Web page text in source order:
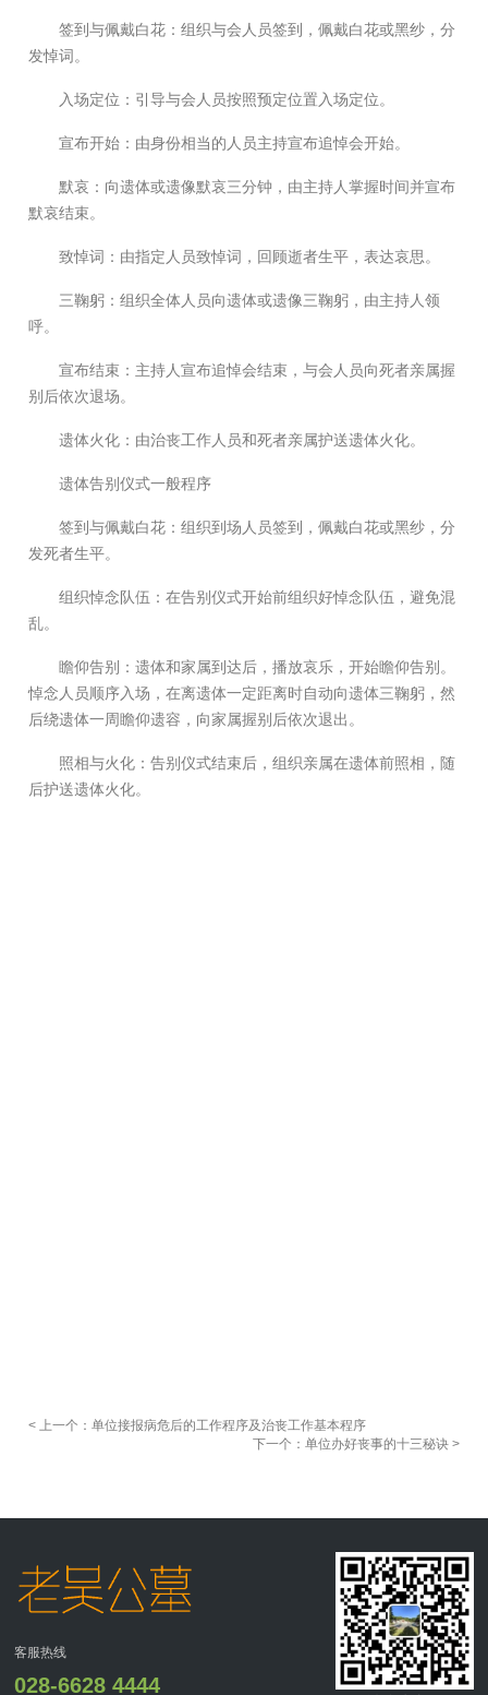
签到与佩戴白花：组织与会人员签到，佩戴白花或黑纱，分
发悼词。
入场定位：引导与会人员按照预定位置入场定位。
宣布开始：由身份相当的人员主持宣布追悼会开始。
默哀：向遗体或遗像默哀三分钟，由主持人掌握时间并宣布
默哀结束。
致悼词：由指定人员致悼词，回顾逝者生平，表达哀思。
三鞠躬：组织全体人员向遗体或遗像三鞠躬，由主持人领
呼。
宣布结束：主持人宣布追悼会结束，与会人员向死者亲属握
别后依次退场。
遗体火化：由治丧工作人员和死者亲属护送遗体火化。
遗体告别仪式一般程序
签到与佩戴白花：组织到场人员签到，佩戴白花或黑纱，分
发死者生平。
组织悼念队伍：在告别仪式开始前组织好悼念队伍，避免混
乱。
瞻仰告别：遗体和家属到达后，播放哀乐，开始瞻仰告别。
悼念人员顺序入场，在离遗体一定距离时自动向遗体三鞠躬，然
后绕遗体一周瞻仰遗容，向家属握别后依次退出。
照相与火化：告别仪式结束后，组织亲属在遗体前照相，随
后护送遗体火化。
< 上一个：单位接报病危后的工作程序及治丧工作基本程序
下一个：单位办好丧事的十三秘诀 >
客服热线
028-6628 4444